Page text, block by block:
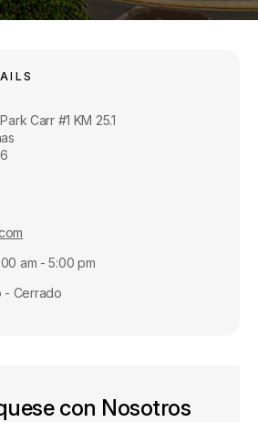
Carr #1 KM 25.1
am - 5:00 pm
- Cerrado
con Nosotros